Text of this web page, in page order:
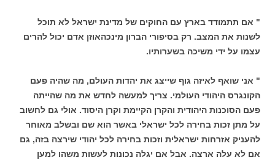
" אם תתמודד בארץ עם החוקים של מדינת ישראל לא תוכל
לשנות את המצב. רק בסיפורי הברון מינכהאוזן אדם יכול להרים
עצמו על ידי משיכה בשערותיו.
" אני שואף לאיזה גוף שייצג את יהדות העולם, מה שהיה פעם
הקונגרס היהודי העולמי. צריך למעשה לחדש את מה שהייתה
פעם הסוכנות היהודית והקרן הקיימת וקרן היסוד. אולי גם לחשוב
על מתן זכות בחירה לכל ישראלי באשר הוא שם ובשלב מאוחר
להעניק אזרחות ישראלית וזכות בחירה לכל יהודי שירצה בזה, גם
אם לא עלה ארצה. אבל אם יגלה נכונות לעשות משהו למען